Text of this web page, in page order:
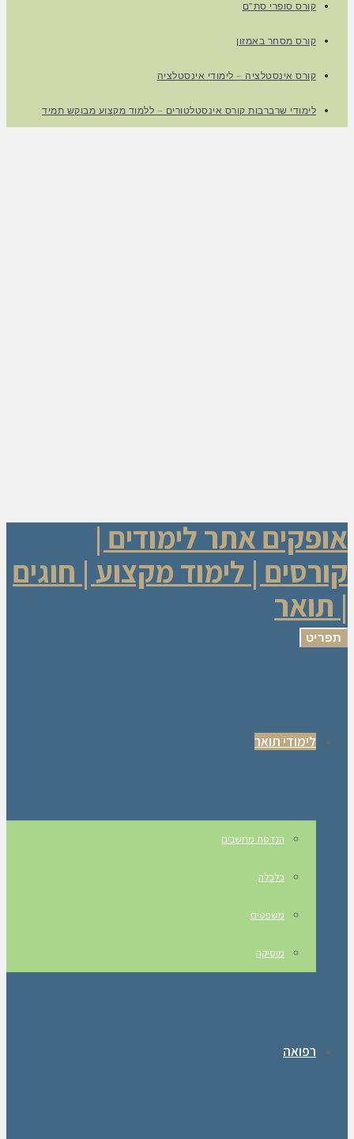
קורס סופרי סת”ם
קורס מסחר באמזון
קורס אינסטלציה – לימודי אינסטלציה
לימודי שרברבות קורס אינסטלטורים – ללמוד מקצוע מבוקש תמיד
אופקים אתר לימודים |
קורסים | לימוד מקצוע | חוגים
| תואר
תפריט
לימודי תואר
הנדסת מחשבים
כלכלה
משפטים
מוסיקה
רפואה